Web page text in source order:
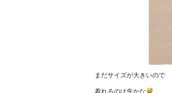
まだサイズが大きいので
着れるのは先かな